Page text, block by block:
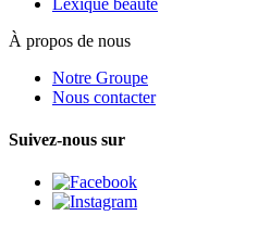
À propos de nous
Notre Groupe
Nous contacter
Suivez-nous sur